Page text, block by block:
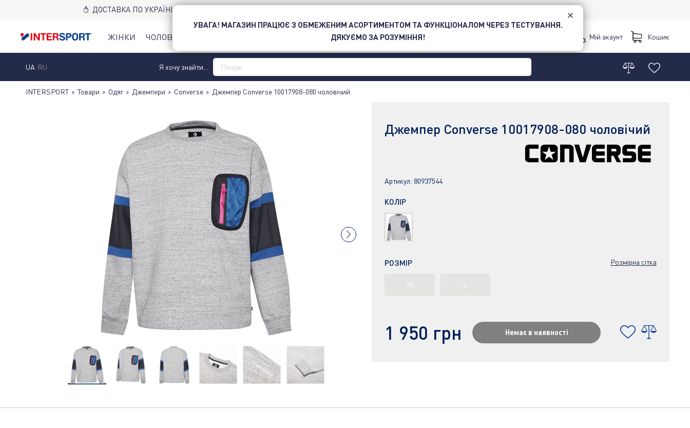
ДОСТАВКА ПО УКРАЇНІ НОВОЮ ПОШТОЮ
ЖІНКИ ЧОЛОВІКИ OUTLET Мій акаунт Кошик
UA RU Я хочу знайти...
INTERSPORT > Товари > Одяг > Джемпери > Converse > Джемпер Converse 10017908-080 чоловічий
Джемпер Converse 10017908-080 чоловічий
Артикул: 80937544
КОЛІР
РОЗМІР Розмірна сітка
M L
1 950 грн Немає в наявності
УВАГА! МАГАЗИН ПРАЦЮЄ З ОБМЕЖЕНИМ АСОРТИМЕНТОМ ТА ФУНКЦІОНАЛОМ ЧЕРЕЗ ТЕСТУВАННЯ.
ДЯКУЄМО ЗА РОЗУМІННЯ!